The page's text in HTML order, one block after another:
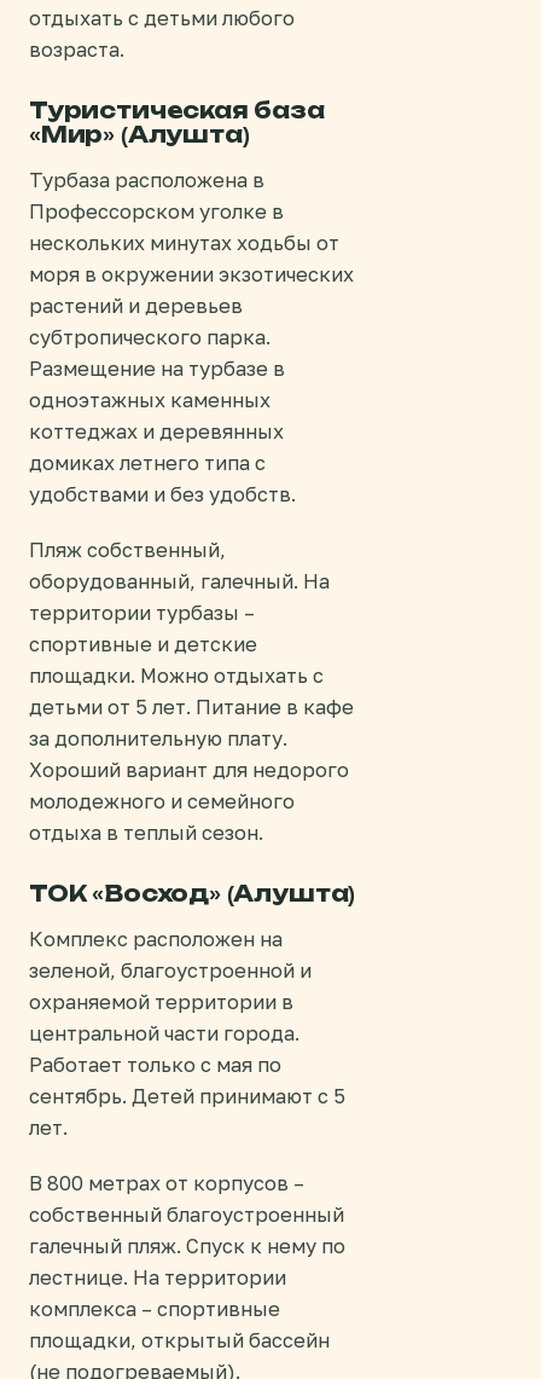
отдыхать с детьми любого
возраста.
Туристическая база
«Мир» (Алушта)
Турбаза расположена в
Профессорском уголке в
нескольких минутах ходьбы от
моря в окружении экзотических
растений и деревьев
субтропического парка.
Размещение на турбазе в
одноэтажных каменных
коттеджах и деревянных
домиках летнего типа с
удобствами и без удобств.
Пляж собственный,
оборудованный, галечный. На
территории турбазы –
спортивные и детские
площадки. Можно отдыхать с
детьми от 5 лет. Питание в кафе
за дополнительную плату.
Хороший вариант для недорого
молодежного и семейного
отдыха в теплый сезон.
ТОК «Восход» (Алушта)
Комплекс расположен на
зеленой, благоустроенной и
охраняемой территории в
центральной части города.
Работает только с мая по
сентябрь. Детей принимают с 5
лет.
В 800 метрах от корпусов –
собственный благоустроенный
галечный пляж. Спуск к нему по
лестнице. На территории
комплекса – спортивные
площадки, открытый бассейн
(не подогреваемый).